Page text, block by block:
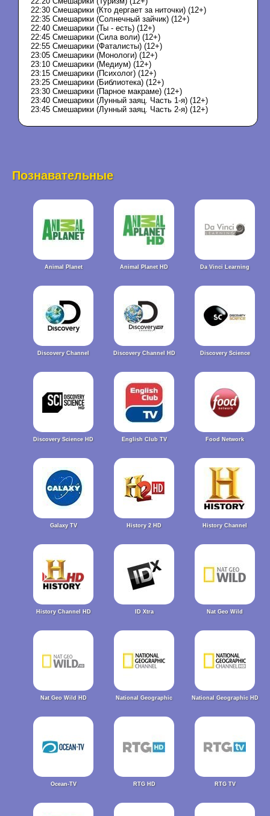
22:30 Смешарики (Кто дергает за ниточки) (12+)
22:35 Смешарики (Солнечный зайчик) (12+)
22:40 Смешарики (Ты - есть) (12+)
22:45 Смешарики (Сила воли) (12+)
22:55 Смешарики (Фаталисты) (12+)
23:05 Смешарики (Монологи) (12+)
23:10 Смешарики (Медиум) (12+)
23:15 Смешарики (Психолог) (12+)
23:25 Смешарики (Библиотека) (12+)
23:30 Смешарики (Парное макраме) (12+)
23:40 Смешарики (Лунный заяц. Часть 1-я) (12+)
23:45 Смешарики (Лунный заяц. Часть 2-я) (12+)
Познавательные
Animal Planet Animal Planet HD Da Vinci Learning
Discovery Channel Discovery Channel HD Discovery Science
Discovery Science HD English Club TV Food Network
Galaxy TV History 2 HD History Channel
History Channel HD ID Xtra Nat Geo Wild
Nat Geo Wild HD National Geographic National Geographic HD
Ocean-TV RTG HD RTG TV